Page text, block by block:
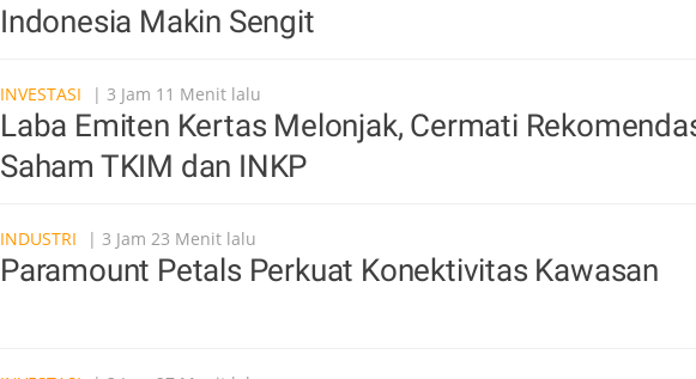
Indonesia Makin Sengit
INVESTASI | 3 Jam 11 Menit lalu
Laba Emiten Kertas Melonjak, Cermati
Saham TKIM dan INKP
INDUSTRI | 3 Jam 23 Menit lalu
Paramount Petals Perkuat Konektivitas Kawasan